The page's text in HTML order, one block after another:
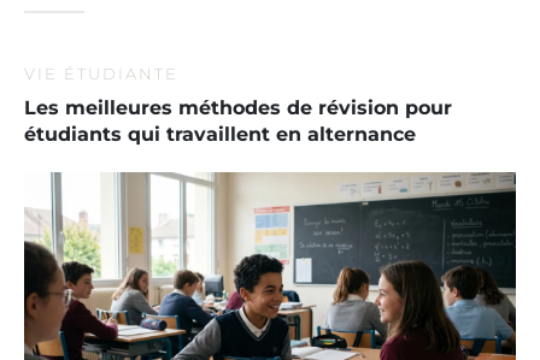
VIE ÉTUDIANTE
Les meilleures méthodes de révision pour
étudiants qui travaillent en alternance